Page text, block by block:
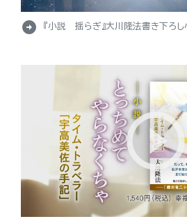
arrow_circle_right 『小説 揺らぎ』大川隆法書き下ろし